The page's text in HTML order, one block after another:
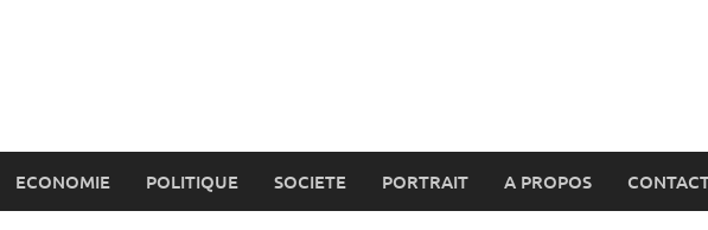
ECONOMIE POLITIQUE SOCIETE PORTRAIT A PROPOS